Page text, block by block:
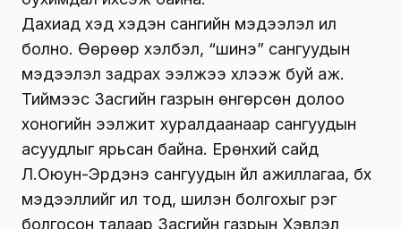
Сангуудыг сайд нараас салгана
Сангуудын зарцуулалт ээлж дараалан ил
болж байна. “Шилэн” ажиллагааны хүрээнд
ЦХХХ-ны сайд Н.Учрал холбогдох